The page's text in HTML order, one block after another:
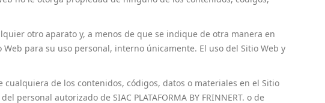
otro aparato y, a menos de que se indique de otra manera en
para su uso personal, interno únicamente. El uso del Sitio Web y
de los contenidos, códigos, datos o materiales en el Sitio
autorizado de SIAC PLATAFORMA BY FRINNERT. o de